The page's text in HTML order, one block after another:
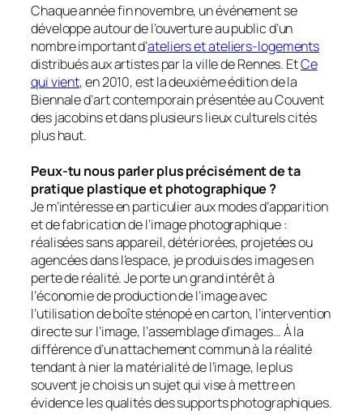
Chaque année fin novembre, un événement se
développe autour de l’ouverture au public d’un
nombre important d’ateliers et ateliers-logements
distribués aux artistes par la ville de Rennes. EtCe
qui vient, en 2010, est la deuxième édition de la
Biennale d’art contemporain présentée au Couvent
des jacobins et dans plusieurs lieux culturels cités
plus haut.
Peux-tu nous parler plus précisément de ta
pratique plastique et photographique ?
Je m’intéresse en particulier aux modes d’apparition
et de fabrication de l’image photographique :
réalisées sans appareil, détériorées, projetées ou
agencées dans l’espace, je produis des images en
perte de réalité. Je porte un grand intérêt à
l’économie de production de l’image avec
l’utilisation de boîte sténopé en carton, l’intervention
directe sur l’image, l’assemblage d’images… À la
différence d’un attachement commun à la réalité
tendant à nier la matérialité de l’image, le plus
souvent je choisis un sujet qui vise à mettre en
évidence les qualités des supports photographiques.